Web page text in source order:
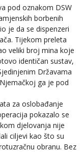
pod oznakom DSW
borbenih
je da se dispenzeri
Tijekom preleta
veliki broj mina koje
identičan sustav,
Državama
ga je pod
za oslobađanje
pokazalo se
djelovanja nije
ciljevi kao što su
obranu. Bez